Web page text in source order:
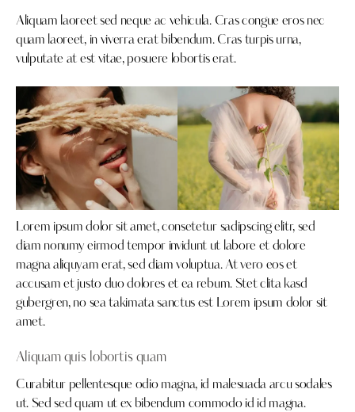
Aliquam laoreet sed neque ac vehicula. Cras congue eros nec
quam laoreet, in viverra erat bibendum. Cras turpis urna,
vulputate at est vitae, posuere lobortis erat.
Lorem ipsum dolor sit amet, consetetur sadipscing elitr, sed
diam nonumy eirmod tempor invidunt ut labore et dolore
magna aliquyam erat, sed diam voluptua. At vero eos et
accusam et justo duo dolores et ea rebum. Stet clita kasd
gubergren, no sea takimata sanctus est Lorem ipsum dolor sit
amet.
Aliquam quis lobortis quam
Curabitur pellentesque odio magna, id malesuada arcu sodales
ut. Sed sed quam ut ex bibendum commodo id id magna.